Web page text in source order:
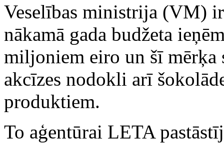
Veselības ministrija (VM)
nākamā gada budžeta
miljoniem eiro un šī mērķa
akcīzes nodokli arī
produktiem.
To aģentūrai LETA